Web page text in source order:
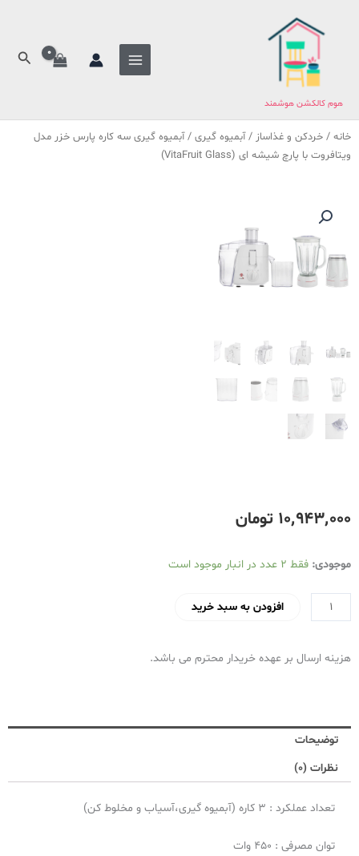
هوم کالکشن هوشمند
خانه / خردکن و غذاساز /آبمیوه گیری / آبمیوه گیری سه کاره پارس خزر مدل
ویتافروت با پارچ شیشه ای (VitaFruit Glass)
۱۰٬۹۴۳٬۰۰۰ تومان
موجودی: فقط 2 عدد در انبار موجود است
آبمیوه
کاره
خزر
با
پارچ
شیشه
ای
(VitaFruit
عدد
افزودن به سبد خرید
هزینه ارسال بر عهده خریدار محترم می باشد.
توضیحات
نظرات (0)
تعداد عملکرد : 3 کاره (آبمیوه گیری،آسیاب و مخلوط کن)
توان مصرفی : 450 وات